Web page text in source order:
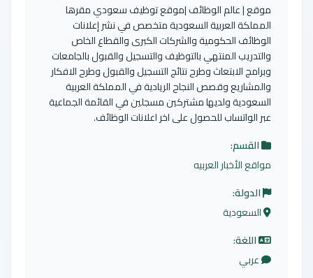
موقع | عالم الوظائف |موقع توظيف سعودي مقرها
المملكة العربية السعودية متخصص في نشر إعلانات
الوظائف الحكومية والشركات الكبرى والقطاع الخاص
والتدريب المنتهي بالتوظيف والتسجيل والقبول بالجامعات
وبرامج الابتعاث وطرح نتائج التسجيل والقبول وطرح الافكار
والمشاريع وقصص النجاح الريادية في المملكة العربية
السعودية ولديها مشتركين مسجلين في القائمة الجماعية
عبر الواتساب للحصول على اخر اعلانات الوظائف.
القسم:
مواقع الأخبار العربيه
الدولة:
السعودية
اللغة:
عربي